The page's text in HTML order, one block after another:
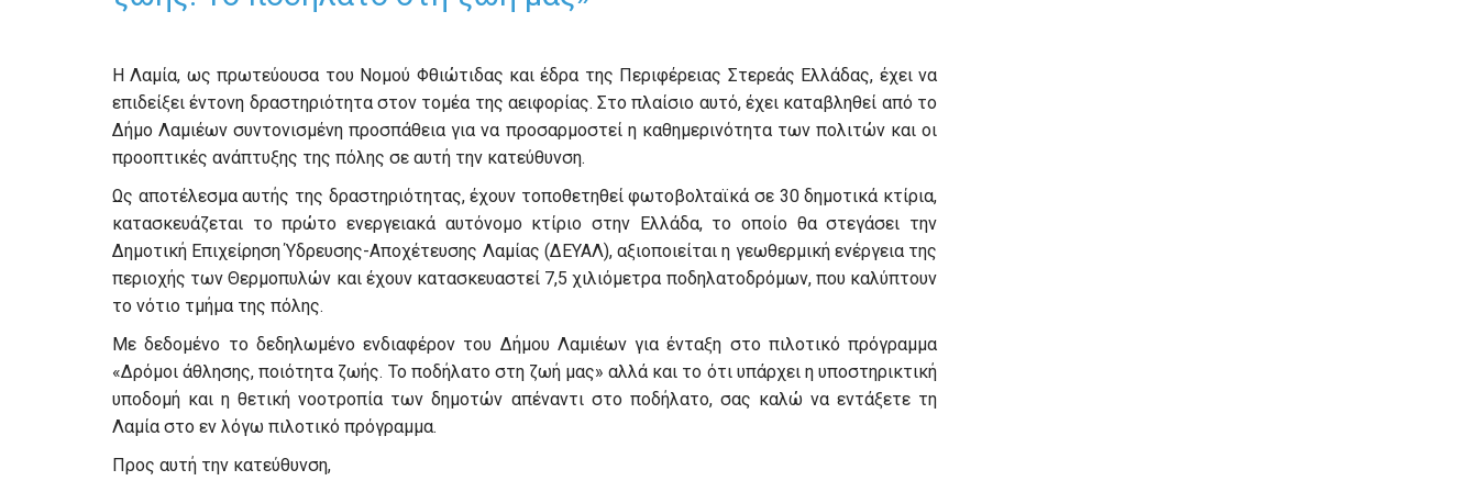
Η Λαμία, ως πρωτεύουσα του Νομού Φθιώτιδας και έδρα της Περιφέρειας Στερεάς Ελλάδας, έχει να
επιδείξει έντονη δραστηριότητα στον τομέα της αειφορίας. Στο πλαίσιο αυτό, έχει καταβληθεί από το
Δήμο Λαμιέων συντονισμένη προσπάθεια για να προσαρμοστεί η καθημερινότητα των πολιτών και οι
προοπτικές ανάπτυξης της πόλης σε αυτή την κατεύθυνση.
Ως αποτέλεσμα αυτής της δραστηριότητας, έχουν τοποθετηθεί φωτοβολταϊκά σε 30 δημοτικά κτίρια,
κατασκευάζεται το πρώτο ενεργειακά αυτόνομο κτίριο στην Ελλάδα, το οποίο θα στεγάσει την
Δημοτική Επιχείρηση Ύδρευσης-Αποχέτευσης Λαμίας (ΔΕΥΑΛ), αξιοποιείται η γεωθερμική ενέργεια της
περιοχής των Θερμοπυλών και έχουν κατασκευαστεί 7,5 χιλιόμετρα ποδηλατοδρόμων, που καλύπτουν
το νότιο τμήμα της πόλης.
Με δεδομένο το δεδηλωμένο ενδιαφέρον του Δήμου Λαμιέων για ένταξη στο πιλοτικό πρόγραμμα
«Δρόμοι άθλησης, ποιότητα ζωής. Το ποδήλατο στη ζωή μας» αλλά και το ότι υπάρχει η υποστηρικτική
υποδομή και η θετική νοοτροπία των δημοτών απέναντι στο ποδήλατο, σας καλώ να εντάξετε τη
Λαμία στο εν λόγω πιλοτικό πρόγραμμα.
Προς αυτή την κατεύθυνση,